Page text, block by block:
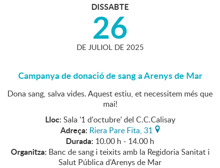
DISSABTE
26
DE JULIOL DE 2025
Campanya de donació de sang a Arenys de Mar
Dona sang, salva vides. Aquest estiu, et necessitem més que
mai!
Lloc: Sala '1 d'octubre' del C.C.Calisay
Adreça: Riera Pare Fita, 31
Durada: 10.00 h - 14.00 h
Organitza: Banc de sang i teixits amb la Regidoria Sanitat i
Salut Pública d'Arenys de Mar